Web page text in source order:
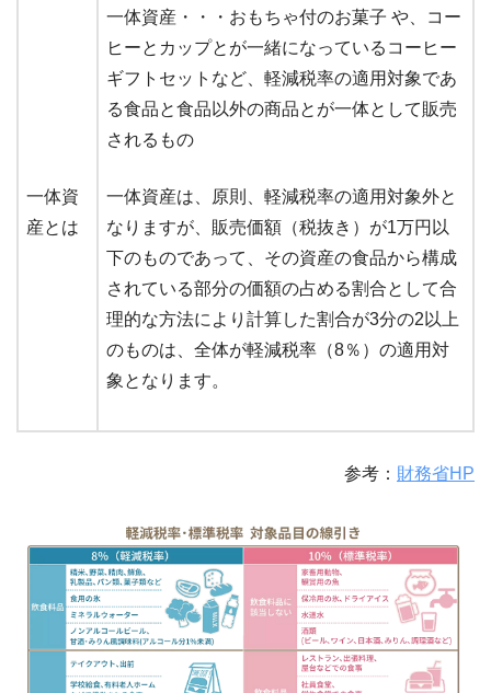
一体資
産とは
一体資産・・・おもちゃ付のお菓子 や、コー
ヒーとカップとが一緒になっているコーヒー
ギフトセットなど、軽減税率の適用対象であ
る食品と食品以外の商品とが一体として販売
されるもの
一体資産は、原則、軽減税率の適用対象外と
なりますが、販売価額（税抜き）が1万円以
下のものであって、その資産の食品から構成
されている部分の価額の占める割合として合
理的な方法により計算した割合が3分の2以上
のものは、全体が軽減税率（8％）の適用対
象となります。
参考： 財務省HP